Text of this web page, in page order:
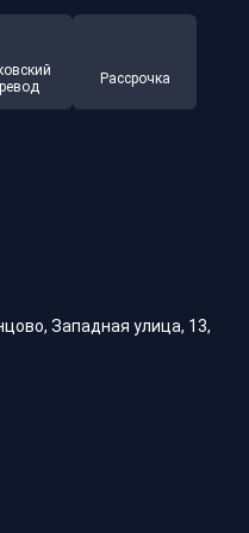
Рассрочка
Западная улица, 13,